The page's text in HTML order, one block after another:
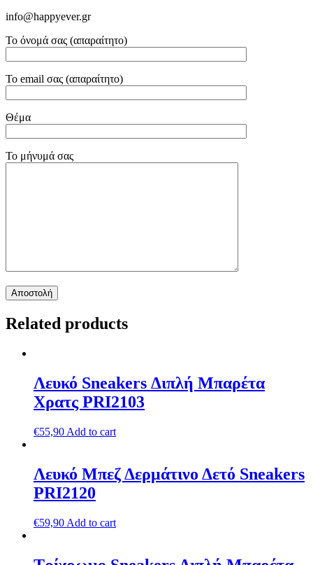
info@happyever.gr
Το όνομά σας (απαραίτητο)
Το email σας (απαραίτητο)
Θέμα
Το μήνυμά σας
Related products
Λευκό Sneakers Διπλή Μπαρέτα
Χρατς PRI2103
€55,90 Add to cart
Λευκό Μπεζ Δερμάτινο Δετό Sneakers
PRΙ2120
€59,90 Add to cart